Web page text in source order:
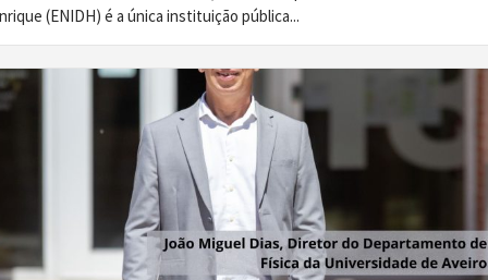
(ENIDH) é a única instituição pública...